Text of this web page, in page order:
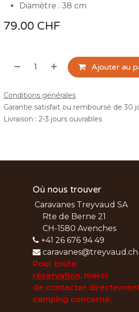
Diamètre : 38 cm
79.00 CHF
Ajouter au
Conditions générales
Garantie satisfait ou remboursé de 30
Livraison : 2-3 jours ouvrables
Où nous trouver
Caravanes Treyvaud SA
Rte de Berne 21
CH-1580 Avenches
+41 26 676 94 49
caravanes@treyvaud.ch
Pour toute
réservation, merci
de contacter
camping concerné.